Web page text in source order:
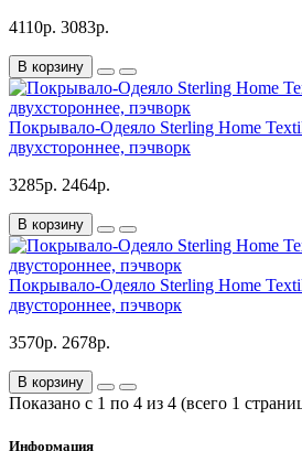
4110р. 3083р.
В корзину
Покрывало-Одеяло Sterling Home
двухстороннее, пэчворк
3285р. 2464р.
В корзину
Покрывало-Одеяло Sterling Home
двустороннее, пэчворк
3570р. 2678р.
В корзину
Показано с 1 по 4 из 4 (всего 1
Информация